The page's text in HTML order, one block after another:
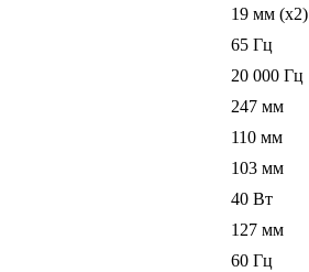
19 мм (x2)
65 Гц
20 000 Гц
247 мм
110 мм
103 мм
40 Вт
127 мм
60 Гц